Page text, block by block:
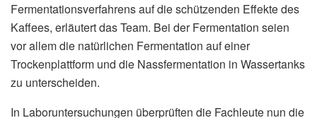
Fermentationsverfahrens auf die schützenden Effekte des
Kaffees, erläutert das Team. Bei der Fermentation seien
vor allem die natürlichen Fermentation auf einer
Trockenplattform und die Nassfermentation in Wassertanks
zu unterscheiden.
In Laboruntersuchungen überprüften die Fachleute nun die